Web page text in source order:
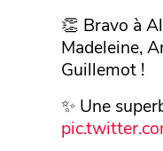
👏 Bravo à
Madeleine,
Guillemot !
✨ Une